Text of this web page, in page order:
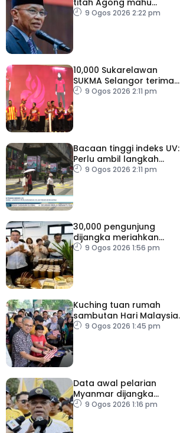
siasatan tanpa
9 Ogos 2026 2:22 pm
10,000 Sukarelawan
SUKMA Selangor terima
elaun RM100 sehari
9 Ogos 2026 2:11 pm
Bacaan tinggi indeks UV:
Perlu ambil langkah
perlindungan, elak risiko
9 Ogos 2026 2:11 pm
30,000 pengunjung
dijangka meriahkan
Karnival Jom Makan Ipoh
9 Ogos 2026 1:56 pm
Kuching tuan rumah
sambutan Hari Malaysia
20269 Ogos 2026 1:45 pm
Data awal pelarian
Myanmar dijangka
diperoleh suku keempat
9 Ogos 2026 1:16 pm